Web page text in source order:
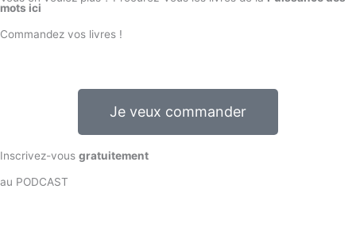
mots ici
Commandez vos livres !
Je veux commander
Inscrivez-vous gratuitement
au PODCAST